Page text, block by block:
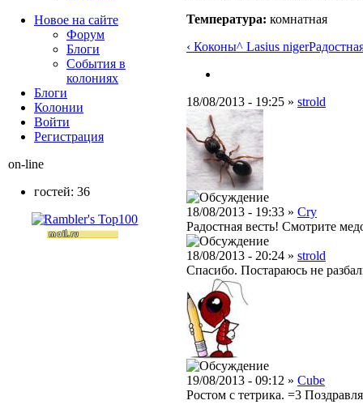
Температура: комнатная
‹ Коконы^ Lasius niger
18/08/2013 - 19:25 » strold
18/08/2013 - 19:33 » Cry
Радостная весть! Смотрите
18/08/2013 - 20:24 » strold
Спасибо. Постараюсь не
19/08/2013 - 09:12 » Cube
Ростом с тетрика. =3
Новое на сайте
Форум
Блоги
События в
колониях
Блоги
Колонии
Войти
Peгиcтpaция
on-line
гостей: 36